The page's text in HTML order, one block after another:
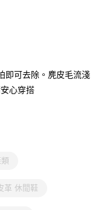
即可去除。麂皮毛流淺
心穿搭
革 休閒鞋